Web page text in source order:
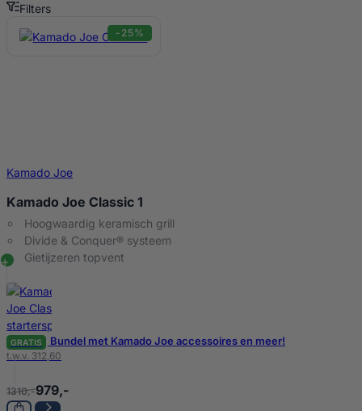
Filters
Barbecues Producten
-25%
Kamado Joe
Kamado Joe Classic 1
Hoogwaardig keramisch grill
Divide & Conquer® systeem
Gietijzeren topvent
GRATIS Bundel met Kamado Joe accessoires en meer!
t.w.v. 312,60
1310,-979,-